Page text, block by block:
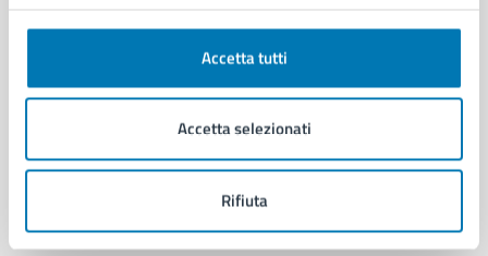
Accetta tutti
Accetta selezionati
Rifiuta
Organi di governo
Enti e fondazioni
Personale amministrativo
Intranet, posta aziendale e protocollo